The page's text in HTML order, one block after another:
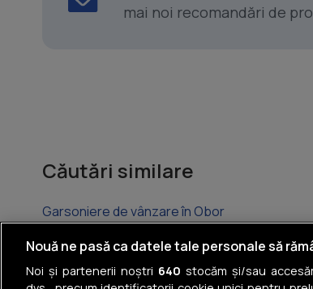
mai noi recomandări de
Căutări similare
Garsoniere de vânzare în Obor
Garsoniere de vânzare în Pantelimon
Garsoniere de vânzare în Tei
Nouă ne pasă ca datele tale personale să
Noi și partenerii noștri 640 stocăm și/sau